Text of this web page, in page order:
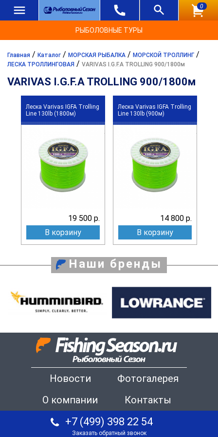
0
РЫБОЛОВНЫЕ ТУРЫ
Главная / Каталог / МОРСКАЯ РЫБАЛКА / МОРСКОЙ ТРОЛЛИНГ /
ЛЕСКА ТРОЛЛИНГОВАЯ / VARIVAS I.G.F.A TROLLING 900/1800м
VARIVAS I.G.F.A TROLLING 900/1800м
Леска Varivas IGFA Trolling
Line 130lb (1800м)
19 500 р.
В корзину
Леска Varivas IGFA Trolling
Line 130lb (900м)
14 800 р.
В корзину
Наши бренды
Новости
Фотогалерея
О компании
Контакты
+7 (499) 398 22 54
Заказать обратный звонок